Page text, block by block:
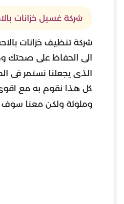
شركة غسيل خزانات
شركة تنظيف خزانات
الى الحفاظ على صحتك
الذى يجعلنا نستمر فى
كل هذا نقوم به مع اقوى
وملوثة ولكن معنا سوف